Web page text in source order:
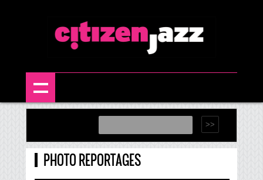
PHOTO REPORTAGES